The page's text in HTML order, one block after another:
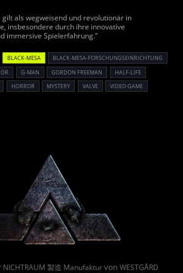
als wegweisend und revolutionär in
insbesondere durch ihre innovative
immersive Spielerfahrung.”
BLACK-MESA
BLACK-MESA-FORSCHUNGSEINRICHTUNG
G-MAN GORDON FREEMAN
HALF-LIFE
HORROR MYSTERY VALVE
VIDEO GAME
NICHTRAUM 製造 Manufakturvon WESTGÅRD
Powered By :